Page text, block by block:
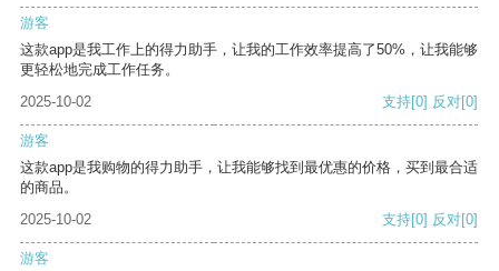
游客
这款app是我工作上的得力助手，让我的工作效率提高了50%，让我能够
更轻松地完成工作任务。
2025-10-02
支持[0] 反对[0]
游客
这款app是我购物的得力助手，让我能够找到最优惠的价格，买到最合适
的商品。
2025-10-02
支持[0] 反对[0]
游客